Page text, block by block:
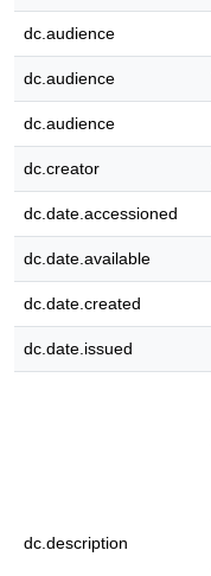
dc.audience
dc.audience
dc.audience
dc.creator
dc.date.accessioned
dc.date.available
dc.date.created
dc.date.issued
dc.description